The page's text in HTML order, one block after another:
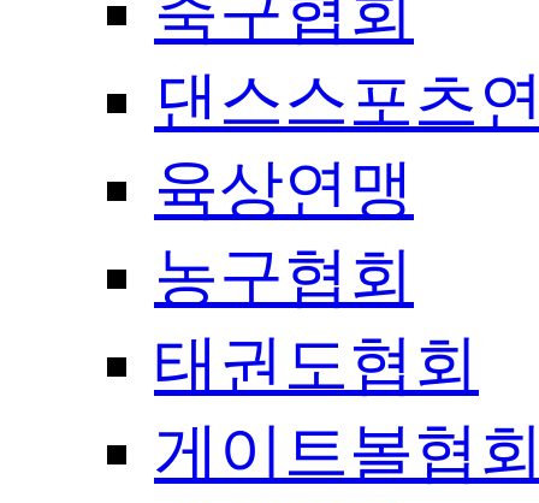
댄스스포츠
육상연맹
농구협회
태권도협회
게이트볼협